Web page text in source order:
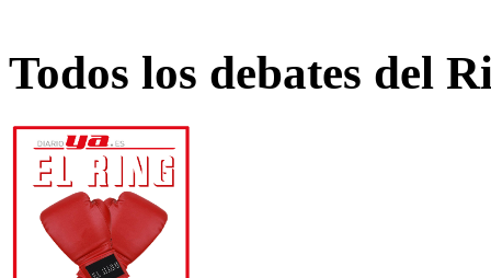
Todos los debates del